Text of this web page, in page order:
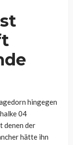
hingegen
04
denen der
hätte ihn